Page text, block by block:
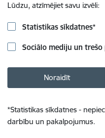
Lūdzu, atzīmējiet savu izvēli:
Statistikas sīkdatnes*
Sociālo mediju un
Noraidīt
*Statistikas sīkdatnes -
darbību un pakalpojumus.